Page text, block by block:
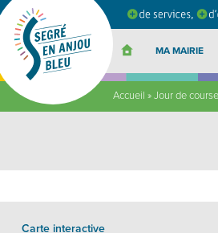
MA MAIRIE
Accueil »Jour de
Carte interactive